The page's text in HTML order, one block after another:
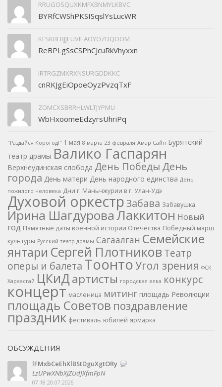
RRUGOSQUXKMFXBNMYLKBVC
BYRfCWShPKSISqslYsLucWR
KFSKBLBJJEUVIEAOYOZDQOOM
ReBPLgSsCSPhCJcuRkVhyxxn
IRTRGZMXRXNSURGDDKKC
cnRKJgEiOpoeOyzPvzqTxF
ZOMCXSBRRHLWLTJYPMU
WbHxoomeEdzyrsUhriPq
"Раздайся Корогод!" 1 мая 8 марта 23 февраля Амар Сайн Бурятский
театр драмы Валико Гаспарян
Верхнеудинская слобода День Победы День
города День матери День народного единства День
пожилого человека Дни г. Маньчжурии в г. Улан-Удэ
Духовой оркестрЗабава Забавушка
Ирина ШагдуроваЛаккитон Новый
год Памятные даты военной истории Отечества Победный марш
культуры Русский театр драмы Сагаалган Семейские
янтари Сергей Плотников Театр
оперы и балета ТоонтоУгол зрения ФСК
Хараасгай ЦКиДартисты городская елка конкурс
концерт масленица митинг площадь Революции
площадь Советов поздравление
праздник фестиваль юбилей ярмарка
ОБСУЖДЕНИЯ
lFMxbCeEhXlBStDguXgtORy
LzUPwXNbXjZUdJXfmFpN
07:18 20.07.2026